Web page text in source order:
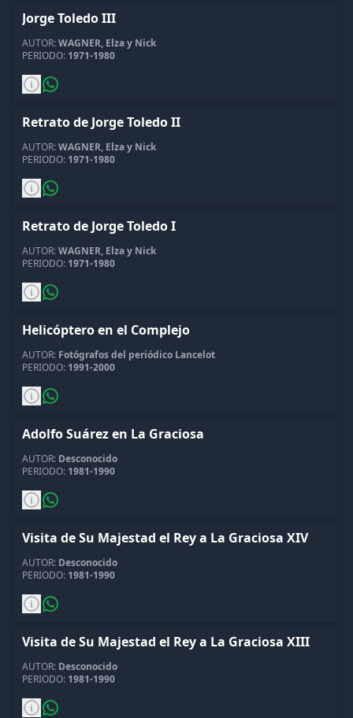
Jorge Toledo III
AUTOR:WAGNER, Elza y Nick
PERIODO: 1971-1980
Retrato de Jorge Toledo II
AUTOR:WAGNER, Elza y Nick
PERIODO: 1971-1980
Retrato de Jorge Toledo I
AUTOR:WAGNER, Elza y Nick
PERIODO: 1971-1980
Helicóptero en el Complejo
AUTOR: Fotógrafos del periódico Lancelot
PERIODO: 1991-2000
Adolfo Suárez en La Graciosa
AUTOR: Desconocido
PERIODO: 1981-1990
Visita de Su Majestad el Rey a La Graciosa XIV
AUTOR: Desconocido
PERIODO: 1981-1990
Visita de Su Majestad el Rey a La Graciosa XIII
AUTOR: Desconocido
PERIODO: 1981-1990